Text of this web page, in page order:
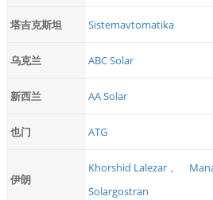
塔吉克斯坦 Sistemavtomatika
乌克兰 ABC Solar
新西兰 AA Solar
也门 ATG
伊朗
Khorshid Lalezar，
Solargostran